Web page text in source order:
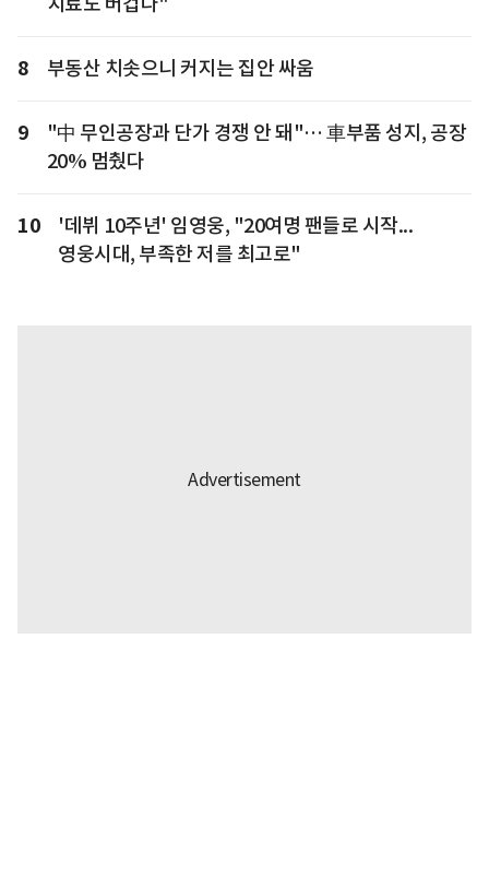
8 부동산 치솟으니 커지는 집안 싸움
9
"中 무인공장과 단가 경쟁 안 돼"… 車부품 성지, 공장
20% 멈췄다
10
'데뷔 10주년' 임영웅, "20여명 팬들로 시작...
영웅시대, 부족한 저를 최고로"